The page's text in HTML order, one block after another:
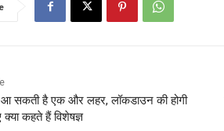
आ सकती है एक और लहर, लॉकडाउन की होगी
कहते हैं विशेषज्ञ